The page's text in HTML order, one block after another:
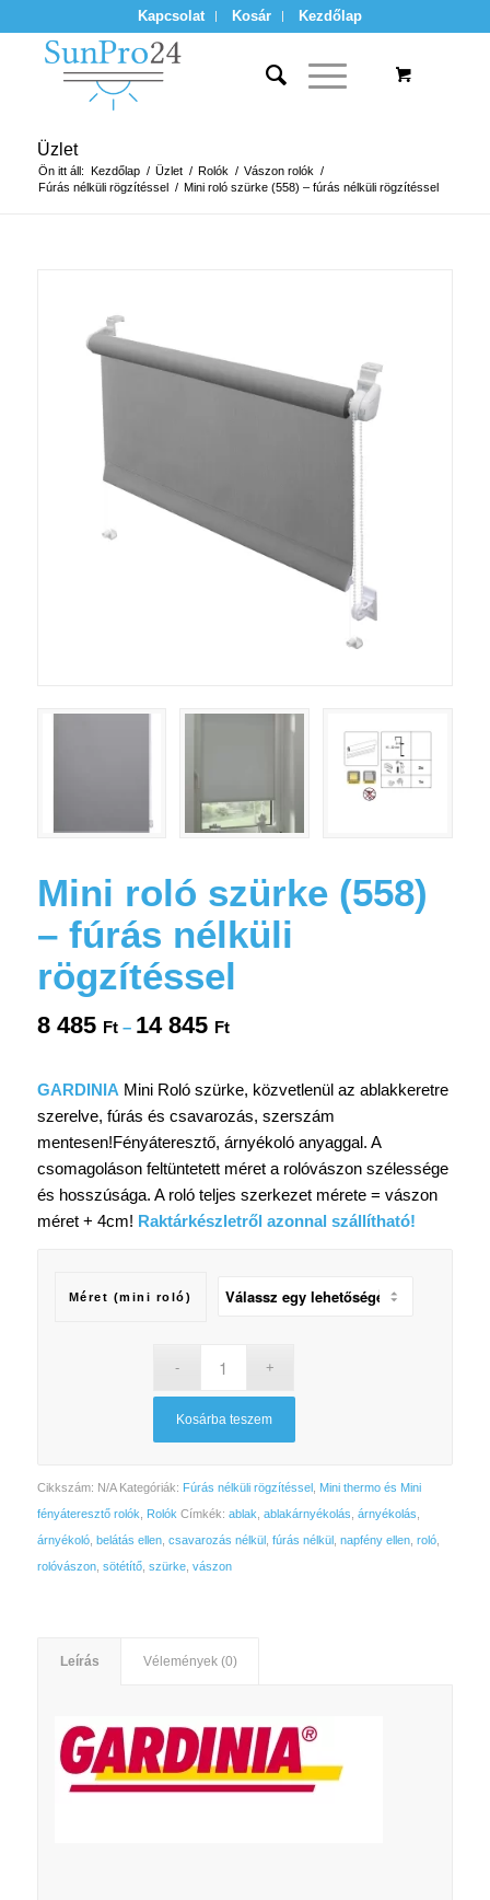
Kapcsolat Kosár Kezdőlap
Üzlet
Ön itt áll: Kezdőlap / Üzlet / Rolók / Vászon rolók /
Fúrás nélküli rögzítéssel / Mini roló szürke (558) – fúrás nélküli rögzítéssel
Mini roló szürke (558)
– fúrás nélküli
rögzítéssel
8 485 Ft – 14 845 FtÁrtartomány:
845 Ft
GARDINIA Mini Roló szürke, közvetlenül az ablakkeretre
szerelve, fúrás és csavarozás, szerszám
mentesen!Fényáteresztő, árnyékoló anyaggal. A
csomagoláson feltüntetett méret a rolóvászon szélessége
és hosszúsága. A roló teljes szerkezet mérete = vászon
méret + 4cm! Raktárkészletről azonnal szállítható!
Méret (mini roló)
Kosárba teszem
Cikkszám: N/A Kategóriák: Fúrás nélküli rögzítéssel, Mini thermo és Mini
fényáteresztő rolók
Rolók Címkék: ablak ablakárnyékolás árnyékolás
árnyékoló, belátás ellen, csavarozás nélkül, fúrás nélkül, napfény ellen, roló,
rolóvászon, sötétítő, szürke, vászon
Leírás Vélemények (0)